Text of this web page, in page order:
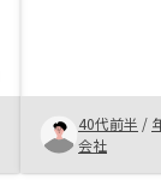
を複数記載す
た。同じ内容
40代前半 /
会社